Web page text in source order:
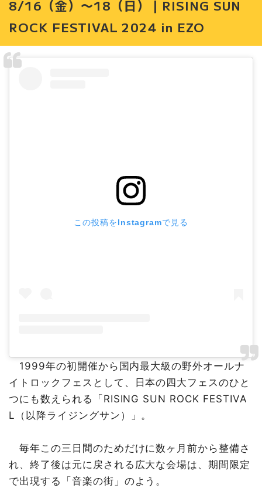
8/16（金）〜18（日）｜RISING SUN
ROCK FESTIVAL 2024 in EZO
この投稿をInstagramで見る
1999年の初開催から国内最大級の野外オールナ
イトロックフェスとして、日本の四大フェスのひと
つにも数えられる「RISING SUN ROCK FESTIVA
L（以降ライジングサン）」。
毎年この三日間のためだけに数ヶ月前から整備さ
れ、終了後は元に戻される広大な会場は、期間限定
で出現する「音楽の街」のよう。